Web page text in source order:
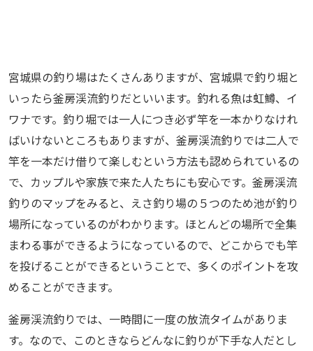
宮城県の釣り場はたくさんありますが、宮城県で釣り堀と
いったら釜房渓流釣りだといいます。釣れる魚は虹鱒、イ
ワナです。釣り堀では一人につき必ず竿を一本かりなけれ
ばいけないところもありますが、釜房渓流釣りでは二人で
竿を一本だけ借りて楽しむという方法も認められているの
で、カップルや家族で来た人たちにも安心です。釜房渓流
釣りのマップをみると、えさ釣り場の５つのため池が釣り
場所になっているのがわかります。ほとんどの場所で全集
まわる事ができるようになっているので、どこからでも竿
を投げることができるということで、多くのポイントを攻
めることができます。
釜房渓流釣りでは、一時間に一度の放流タイムがありま
す。なので、このときならどんなに釣りが下手な人だとし